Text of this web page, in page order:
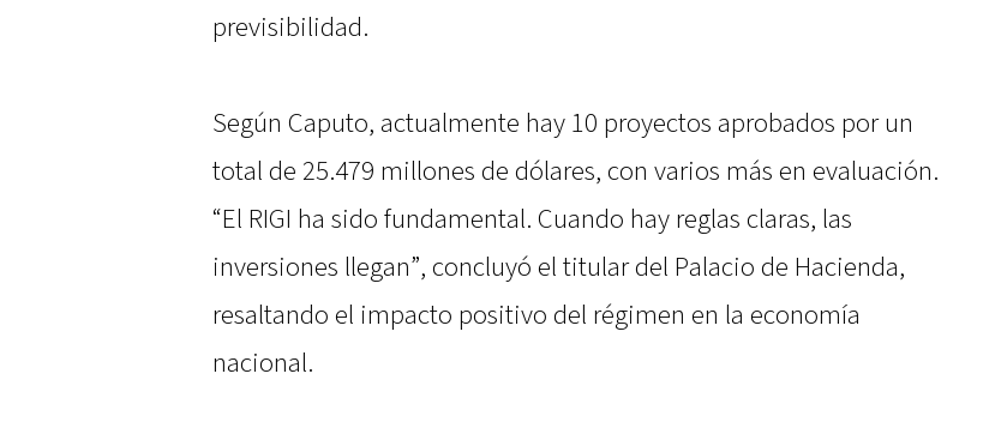
previsibilidad.
Según Caputo, actualmente hay 10 proyectos aprobados por un
total de 25.479 millones de dólares, con varios más en evaluación.
“El RIGI ha sido fundamental. Cuando hay reglas claras, las
inversiones llegan”, concluyó el titular del Palacio de Hacienda,
resaltando el impacto positivo del régimen en la economía
nacional.